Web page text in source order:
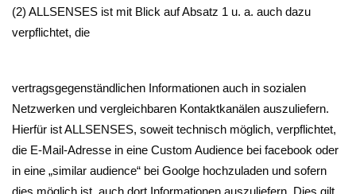
(2) ALLSENSES ist mit Blick auf Absatz 1 u. a. auch dazu
verpflichtet, die
vertragsgegenständlichen Informationen auch in sozialen
Netzwerken und vergleichbaren Kontaktkanälen auszuliefern.
Hierfür ist ALLSENSES, soweit technisch möglich, verpflichtet,
die E-Mail-Adresse in eine Custom Audience bei facebook oder
in eine „similar audience“ bei Goolge hochzuladen und sofern
dies möglich ist, auch dort Informationen auszuliefern. Dies gilt